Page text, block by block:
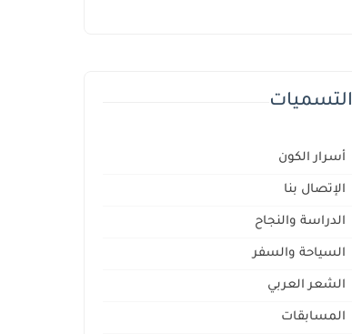
التسميات
أسرار الكون
الإتصال بنا
الدراسة والنجاح
السياحة والسفر
الشعر العربي
المسابقات